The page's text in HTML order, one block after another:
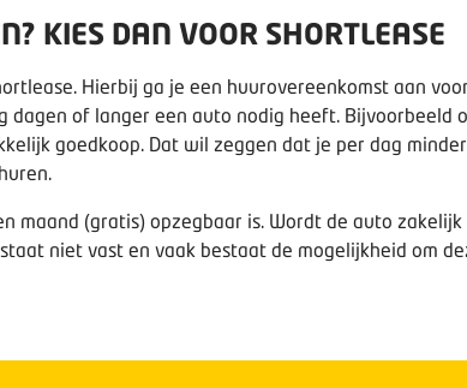
KIES DAN VOOR SHORTLEASE
Hierbij ga je een huurovereenkomst aan
of langer een auto nodig heeft. Bijvoorbeeld
goedkoop. Dat wil zeggen dat je per dag
(gratis) opzegbaar is. Wordt de auto zakelijk
niet vast en vaak bestaat de mogelijkheid om